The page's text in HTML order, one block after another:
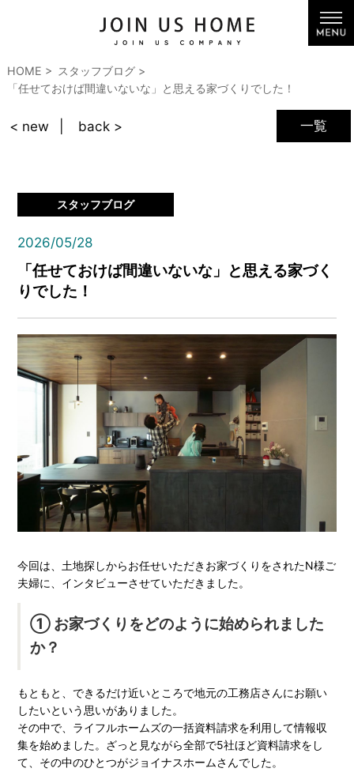
HOME
スタッフブログ
「任せておけば間違いないな」と思える家づくりでした！
一覧
< new back >
スタッフブログ
2026/05/28
「任せておけば間違いないな」と思える家づく
りでした！
今回は、土地探しからお任せいただきお家づくりをされたN様ご
夫婦に、インタビューさせていただきました。
① お家づくりをどのように始められました
か？
もともと、できるだけ近いところで地元の工務店さんにお願い
したいという思いがありました。
その中で、ライフルホームズの一括資料請求を利用して情報収
集を始めました。ざっと見ながら全部で5社ほど資料請求をし
て、その中のひとつがジョイナスホームさんでした。